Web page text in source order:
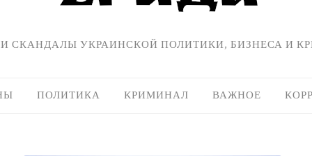
СКАНДАЛЫ УКРАИНСКОЙ ПОЛИТИКИ, БИЗНЕСА И
ПОЛИТИКА КРИМИНАЛ ВАЖНОЕ